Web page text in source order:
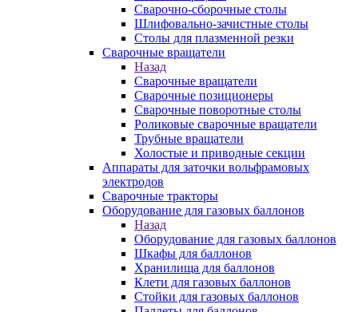
Сварочно-сборочные столы
Шлифовально-зачистные столы
Столы для плазменной резки
Сварочные вращатели
Назад
Сварочные вращатели
Сварочные позиционеры
Сварочные поворотные столы
Роликовые сварочные вращатели
Трубные вращатели
Холостые и приводные секции
Аппараты для заточки вольфрамовых
электродов
Сварочные тракторы
Оборудование для газовых баллонов
Назад
Оборудование для газовых баллонов
Шкафы для баллонов
Хранилища для баллонов
Клети для газовых баллонов
Стойки для газовых баллонов